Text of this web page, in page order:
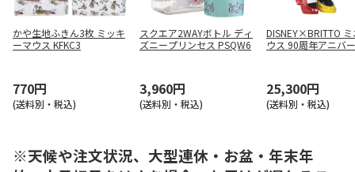
かや生地ふきん3枚 ミッキ
ーマウス KFKC3
770円
(送料別・税込)
スクエア2WAYボトル ディ
ズニープリンセス PSQW6
3,960円
(送料別・税込)
DISNEY×BRITTO
ウス 90周年アニバ
25,300円
(送料別・税込)
※天候や注文状況、大型連休・お盆・年末年